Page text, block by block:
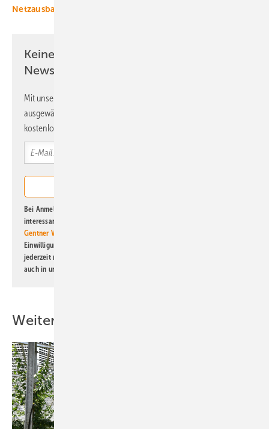
Netzausbau
Keine Zeit? Kein Problem mit dem ERE
Newsletter!
Mit unserem Newsletter erhalten Sie regelmäßig von uns
ausgewählte Informationen und Neuigkeiten, gebündelt und
kostenlos direkt ins Postfach.
Bei Anmeldung zu diesem Newsletter bin ich damit einverstanden, über
interessante Verlags- und Online-Angebote
Gentner Verlag GmbH & Co. KG
Einwilligung kann ich jederzeit widerrufen und eine Abmeldung ist
jederzeit möglich. Informationen zum Umgang mit Daten finden Sie
auch in unserer
Weitere Inhalte